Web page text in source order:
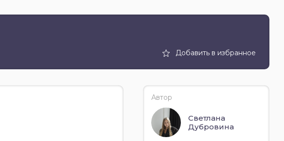
Добавить в избранное
Автор
Светлана
Дубровина